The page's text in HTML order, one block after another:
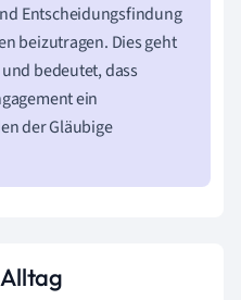
Entscheidungsfindung
beizutragen. Dies geht
bedeutet, dass
ein
der Gläubige